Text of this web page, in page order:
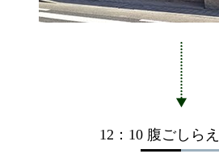
12：10 腹ごしら